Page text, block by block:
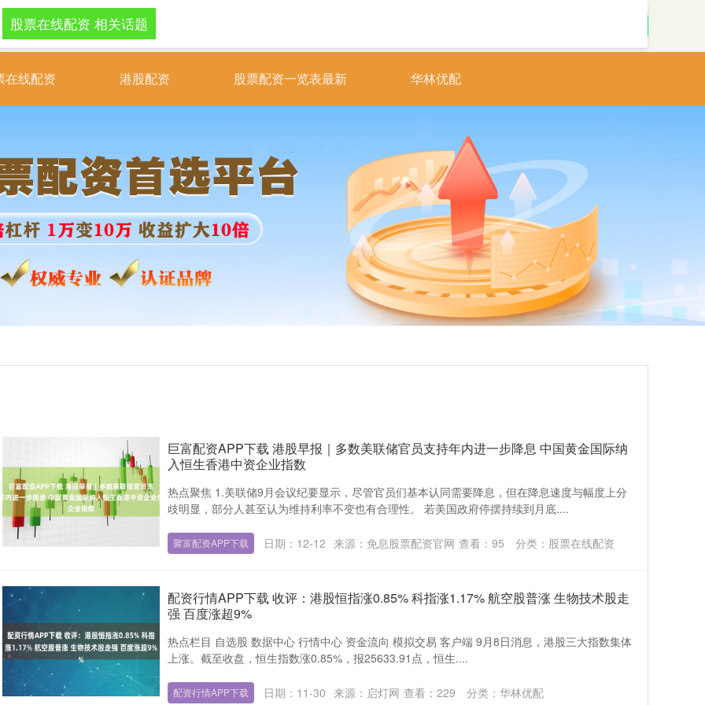
在线配资 港股配资 股票配资一览表最新 华林优配
股票在线配资 相关话题
巨富配资APP下载 港股早报｜多数美联储官员支持年内进一步降息 中国黄金国际纳
入恒生香港中资企业指数
热点聚焦 1.美联储9月会议纪要显示，尽管官员们基本认同需要降息，但在降息速度与幅度上分
歧明显，部分人甚至认为维持利率不变也有合理性。 若美国政府停摆持续到月底....
聚富配资APP下载 日期：12-12 来源：免息股票配资官网 查看： 95 分类： 股票在线配资
配资行情APP下载 收评：港股恒指涨0.85% 科指涨1.17% 航空股普涨 生物技术股走
强 百度涨超9%
热点栏目 自选股 数据中心 行情中心 资金流向 模拟交易 客户端 9月8日消息，港股三大指数集体
上涨。截至收盘，恒生指数涨0.85%，报25633.91点，恒生....
配资行情APP下载 日期：11-30 来源：启灯网 查看： 229 分类： 华林优配